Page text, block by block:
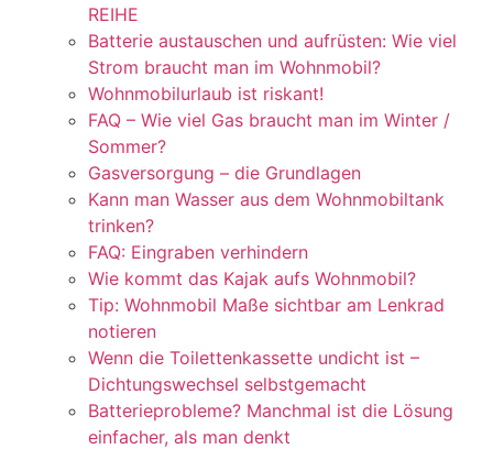
REIHE
Batterie austauschen und aufrüsten: Wie viel
Strom braucht man im Wohnmobil?
Wohnmobilurlaub ist riskant!
FAQ – Wie viel Gas braucht man im Winter /
Sommer?
Gasversorgung – die Grundlagen
Kann man Wasser aus dem Wohnmobiltank
trinken?
FAQ: Eingraben verhindern
Wie kommt das Kajak aufs Wohnmobil?
Tip: Wohnmobil Maße sichtbar am Lenkrad
notieren
Wenn die Toilettenkassette undicht ist –
Dichtungswechsel selbstgemacht
Batterieprobleme? Manchmal ist die Lösung
einfacher, als man denkt